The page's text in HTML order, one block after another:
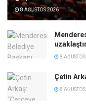
8 AĞUSTOS 2026
8
Çetin
8